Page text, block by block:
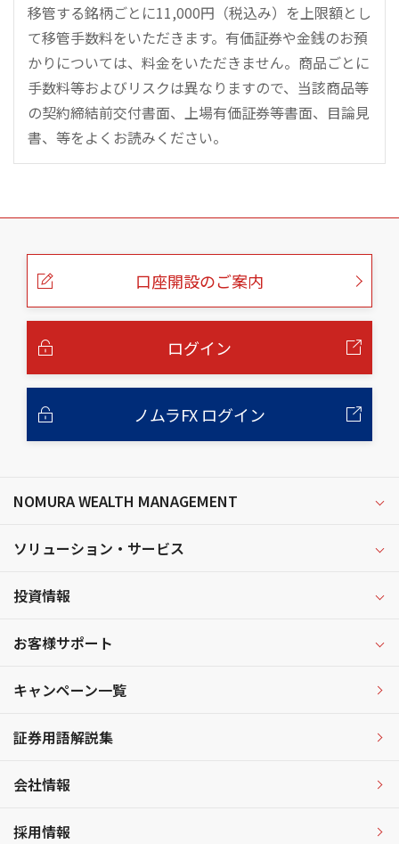
移管する銘柄ごとに11,000円（税込み）を上限額とし
て移管手数料をいただきます。有価証券や金銭のお預
かりについては、料金をいただきません。商品ごとに
手数料等およびリスクは異なりますので、当該商品等
の契約締結前交付書面、上場有価証券等書面、目論見
書、等をよくお読みください。
こ
口座開設のご案内
ログイン
ノムラFX ログイン
NOMURA WEALTH MANAGEMENT
ソリューション・サービス
投資情報
お客様サポート
キャンペーン一覧
証券用語解説集
会社情報
採用情報